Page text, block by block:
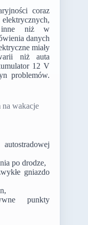
coraz
inne niż w
danych
miały
niż auta
12 V
problemów.
wakacje
po drodze,
gniazdo
punkty